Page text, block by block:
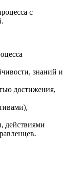
с
знаний и
достижения,
действиями